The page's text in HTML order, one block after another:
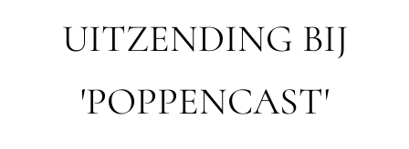
UITZENDING BIJ
'POPPENCAST'